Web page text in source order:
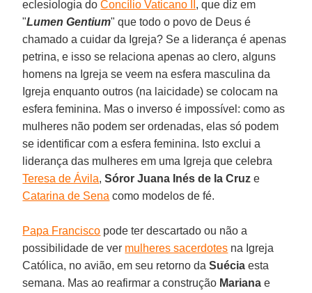
eclesiologia doConcílio Vaticano II , que diz em
"Lumen Gentium" que todo o povo de Deus é
chamado a cuidar da Igreja? Se a liderança é apenas
petrina, e isso se relaciona apenas ao clero, alguns
homens na Igreja se veem na esfera masculina da
Igreja enquanto outros (na laicidade) se colocam na
esfera feminina. Mas o inverso é impossível: como as
mulheres não podem ser ordenadas, elas só podem
se identificar com a esfera feminina. Isto exclui a
liderança das mulheres em uma Igreja que celebra
Teresa de Ávila,Sóror Juana Inés de la Cruz e
Catarina de Sena como modelos de fé.
Papa Francisco pode ter descartado ou não a
possibilidade de ver mulheres sacerdotes na Igreja
Católica, no avião, em seu retorno daSuécia esta
semana. Mas ao reafirmar a construção Mariana e